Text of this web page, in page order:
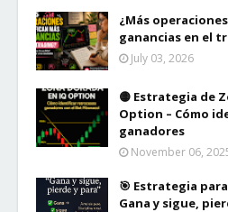
¿Más
ganancias en el
July 03, 2026
🟡 Estrategia de
Option – Cómo
ganadores
November 06,
🎯 Estrategia
Gana y sigue,